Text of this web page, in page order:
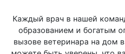
Каждый врач в нашей
образованием и богатым
вызове ветеринара на дом